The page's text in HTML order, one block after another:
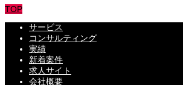
TOP
サービス
コンサルティング
実績
新着案件
求人サイト
会社概要